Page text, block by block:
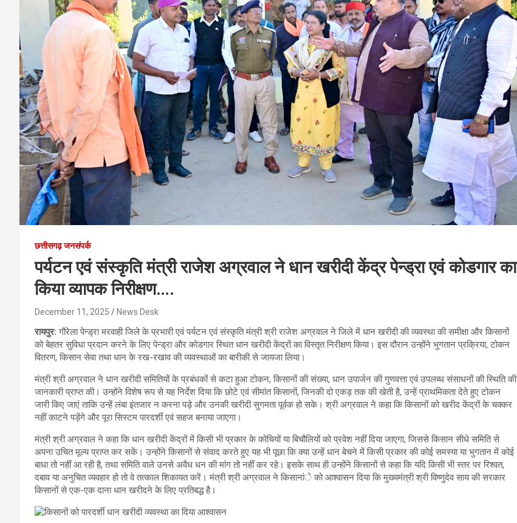
छत्तीसगढ़ जनसंपर्क
पर्यटन एवं संस्कृति मंत्री राजेश अग्रवाल ने धान खरीदी केंद्र पेन्ड्रा एवं कोडगार का
किया व्यापक निरीक्षण….
December 11, 2025 News Desk
रायपुर:गौरेला पेन्ड्रा मरवाही जिले के प्रभारी एवं पर्यटन एवं संस्कृति मंत्री श्री राजेश अग्रवाल ने जिले में धान खरीदी की व्यवस्था की समीक्षा और किसानों
को बेहतर सुविधा प्रदान करने के लिए पेन्ड्रा और कोडगार स्थित धान खरीदी केंद्रों का विस्तृत निरीक्षण किया। इस दौरान उन्होंने भुगतान प्रक्रिया, टोकन
वितरण, किसान सेवा तथा धान के रख-रखाव की व्यवस्थाओं का बारीकी से जायजा लिया।
मंत्री श्री अग्रवाल ने धान खरीदी समितियों के प्रबंधकों से कटा हुआ टोकन, किसानों की संख्या, धान उपार्जन की गुणवत्ता एवं उपलब्ध संसाधनों की स्थिति की
जानकारी प्राप्त की। उन्होंने विशेष रूप से यह निर्देश दिया कि छोटे एवं सीमांत किसानों, जिनकी दो एकड़ तक की खेती है, उन्हें प्राथमिकता देते हुए टोकन
जारी किए जाएं ताकि उन्हें लंबा इंतजार न करना पड़े और उनकी खरीदी सुगमता पूर्वक हो सके। श्री अग्रवाल ने कहा कि किसानों को खरीद केंद्रों के चक्कर
नहीं काटने पड़ेंगे और पूरा सिस्टम पारदर्शी एवं सहज बनाया जाएगा।
मंत्री श्री अग्रवाल ने कहा कि धान खरीदी केंद्रों में किसी भी प्रकार के कोचियों या बिचौलियों को प्रवेश नहीं दिया जाएगा, जिससे किसान सीधे समिति से
अपना उचित मूल्य प्राप्त कर सकें। उन्होंने किसानों से संवाद करते हुए यह भी पूछा कि क्या उन्हें धान बेचने में किसी प्रकार की कोई समस्या या भुगतान में कोई
बाधा तो नहीं आ रही है, तथा समिति वाले उनसे अवैध धन की मांग तो नहीं कर रहे। इसके साथ ही उन्होंने किसानों से कहा कि यदि किसी भी स्तर पर रिश्वत,
दबाव या अनुचित व्यवहार हो तो वे तत्काल शिकायत करें। मंत्री श्री अग्रवाल ने किसानांे को आश्वासन दिया कि मुख्यमंत्री श्री विष्णुदेव साय की सरकार
किसानों से एक-एक दाना धान खरीदने के लिए प्रतिबद्ध है।